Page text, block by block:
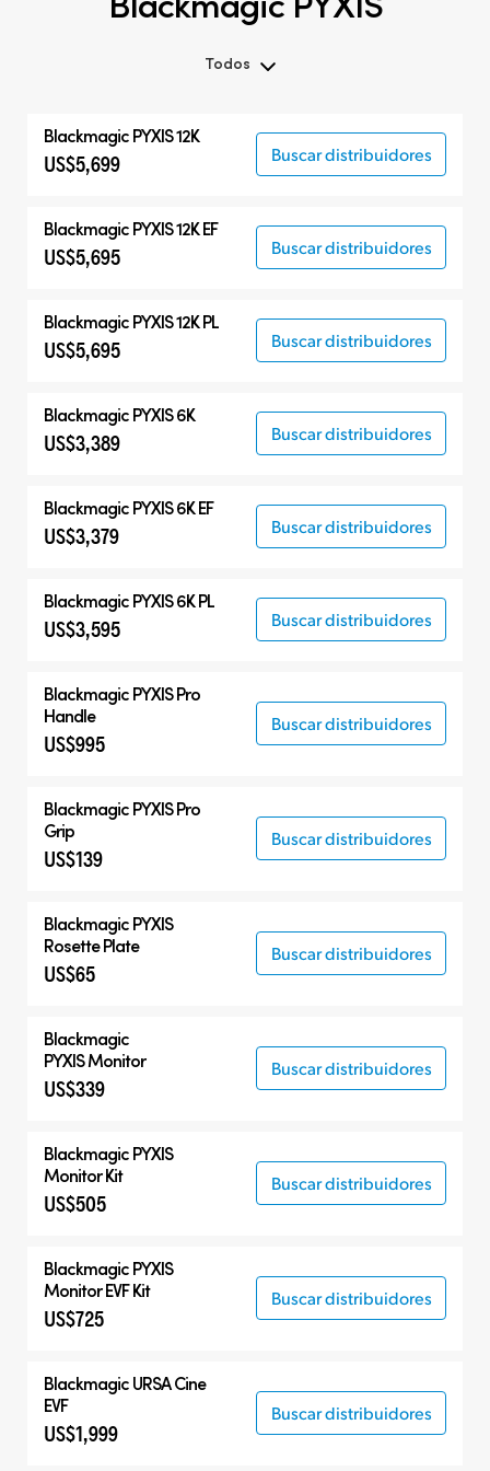
Todos
Blackmagic PYXIS
Blackmagic PYXIS 12K
US$5,699 Buscar distribuidores
Blackmagic PYXIS 12K EF
US$5,695 Buscar distribuidores
Blackmagic PYXIS 12K PL
US$5,695 Buscar distribuidores
Blackmagic PYXIS 6K
US$3,389 Buscar distribuidores
Blackmagic PYXIS 6K EF
US$3,379 Buscar distribuidores
Blackmagic PYXIS 6K PL
US$3,595 Buscar distribuidores
Blackmagic PYXIS Pro
Handle
US$995
Buscar distribuidores
Blackmagic PYXIS Pro
Grip
US$139
Buscar distribuidores
Blackmagic PYXIS
Rosette Plate
US$65
Buscar distribuidores
Blackmagic
PYXIS Monitor
US$339
Buscar distribuidores
Blackmagic PYXIS
Monitor Kit
US$505
Buscar distribuidores
Blackmagic PYXIS
Monitor EVF Kit
US$725
Buscar distribuidores
BlackmagicURSA Cine
EVF
US$1,999
Buscar distribuidores